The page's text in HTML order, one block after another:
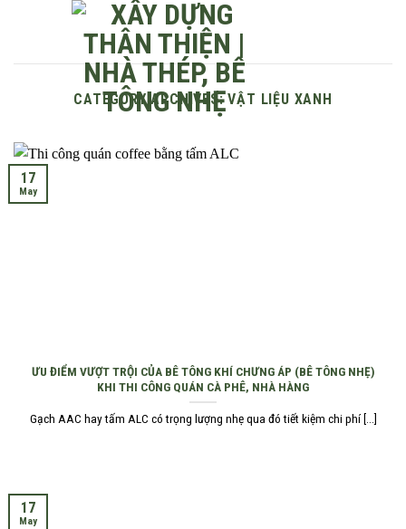
CATEGORY ARCHIVES:VẬT LIỆU XANH
ƯU ĐIỂM VƯỢT TRỘI CỦA BÊ TÔNG KHÍ CHƯNG ÁP (BÊ TÔNG NHẸ)
KHI THI CÔNG QUÁN CÀ PHÊ, NHÀ HÀNG
Gạch AAC hay tấm ALC có trọng lượng nhẹ qua đó tiết kiệm chi phí [...]
17
May
17
May